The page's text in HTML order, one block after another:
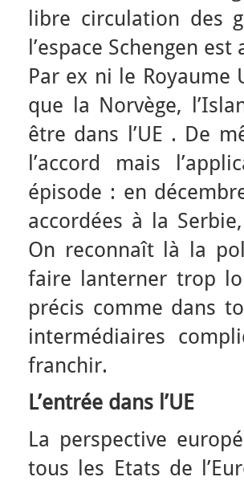
libre circulation des
l’espace Schengen
Par ex ni le Royaume
que la Norvège,
être dans l’UE . De
l’accord mais
épisode : en
accordées à la
On reconnaît là la
faire lanterner trop
précis comme dans
intermédiaires
franchir.
L’entrée dans l’UE
La perspective
tous les Etats de